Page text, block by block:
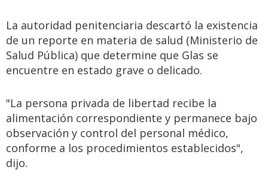
La autoridad penitenciaria descartó la existencia
de un reporte en materia de salud (Ministerio de
Salud Pública) que determine que Glas se
encuentre en estado grave o delicado.
"La persona privada de libertad recibe la
alimentación correspondiente y permanece bajo
observación y control del personal médico,
conforme a los procedimientos establecidos",
dijo.